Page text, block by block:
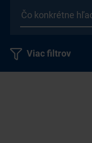
Viac filtrov